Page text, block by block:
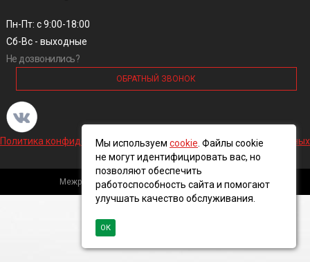
Пн-Пт: с 9:00-18:00
Сб-Вс - выходные
Не дозвонились?
ОБРАТНЫЙ ЗВОНОК
Политика конфиденциальности и обработки персональных данных
Межрегиональная кабельная компания, 2016 ©
Мы используем cookie . Файлы cookie
не могут идентифицировать вас, но
позволяют обеспечить
работоспособность сайта и помогают
улучшать качество обслуживания.
ОК